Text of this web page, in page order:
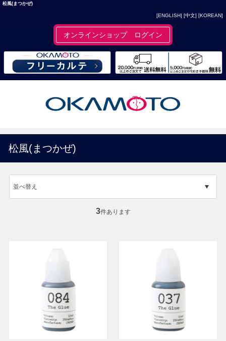
松風(まつかぜ)
[ENGLISH] [中文] [KOREAN]
オンラインショップ ログイン
松風(まつかぜ)
並べ替え
3件あります